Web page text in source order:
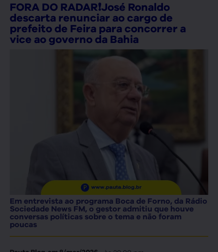
FORA DO RADAR❗José Ronaldo
descarta renunciar ao cargo de
prefeito de Feira para concorrer a
vice ao governo da Bahia
Em entrevista ao programa Boca de Forno, da Rádio
Sociedade News FM, o gestor admitiu que houve
conversas políticas sobre o tema e não foram
poucas